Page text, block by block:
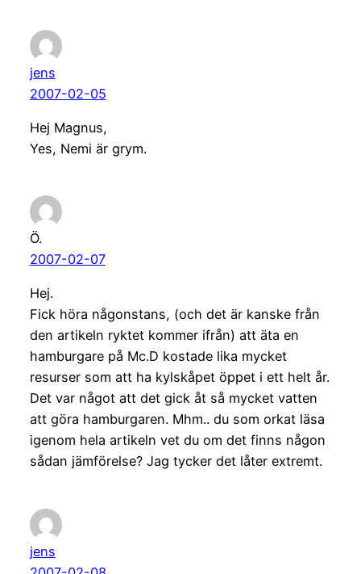
jens
2007-02-05
Hej Magnus,
Yes, Nemi är grym.
Ö.
2007-02-07
Hej.
Fick höra någonstans, (och det är kanske från
den artikeln ryktet kommer ifrån) att äta en
hamburgare på Mc.D kostade lika mycket
resurser som att ha kylskåpet öppet i ett helt år.
Det var något att det gick åt så mycket vatten
att göra hamburgaren. Mhm.. du som orkat läsa
igenom hela artikeln vet du om det finns någon
sådan jämförelse? Jag tycker det låter extremt.
jens